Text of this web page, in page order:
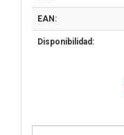
EAN:
Disponibilidad: